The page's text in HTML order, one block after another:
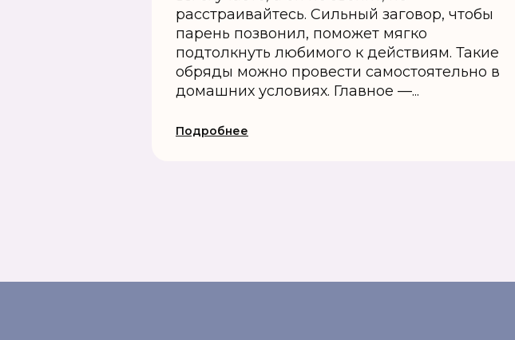
расстраивайтесь. Сильный заговор, чтобы
парень позвонил, поможет мягко
подтолкнуть любимого к действиям. Такие
обряды можно провести самостоятельно в
домашних условиях. Главное —...
Подробнее